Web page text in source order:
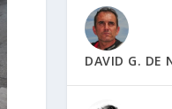
DAVID G. DE